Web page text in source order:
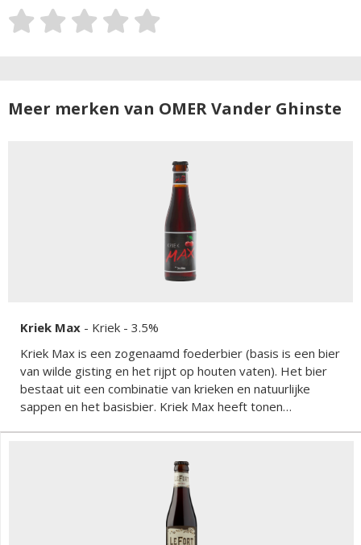
Meer merken van OMER Vander Ghinste
Kriek Max - Kriek - 3.5%
Kriek Max is een zogenaamd foederbier (basis is een bier
van wilde gisting en het rijpt op houten vaten). Het bier
bestaat uit een combinatie van krieken en natuurlijke
sappen en het basisbier. Kriek Max heeft tonen
geserveerd in zijn specifiek kelkvormige glas op een